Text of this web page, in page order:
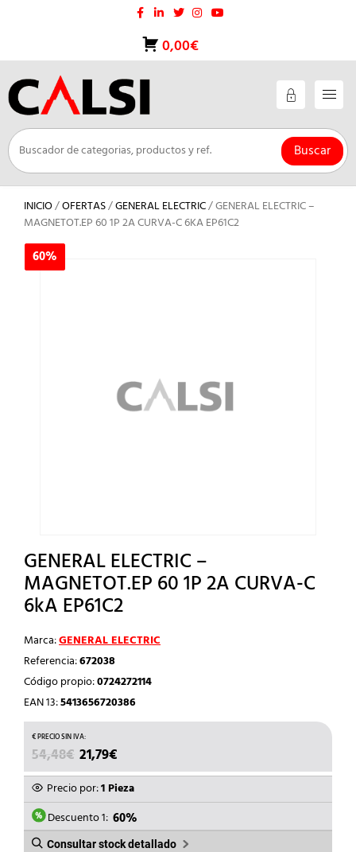
0,00€
Buscar
INICIO/OFERTAS/GENERAL ELECTRIC/ GENERAL ELECTRIC –
MAGNETOT.EP 60 1P 2A CURVA-C 6KA EP61C2
60%
GENERAL ELECTRIC –
MAGNETOT.EP 60 1P 2A CURVA-C
6kA EP61C2
Marca:GENERAL ELECTRIC
Referencia:672038
Código propio:0724272114
EAN 13:5413656720386
54,48€ EL
PRECIO
ORIGINAL
ERA:
54,48€.
21,79€
PRECIO
ACTUAL
ES:
21,79€.
Precio por:1 Pieza
Descuento 1: 60%
Consultar stock detallado
60%